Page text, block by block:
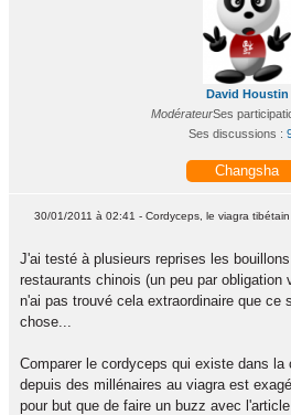
David Houstin
ModérateurSes
Ses discussions :
Changsha
30/01/2011 à 02:41 - Cordyceps, le viagra
J'ai testé à plusieurs reprises les
restaurants chinois (un peu par
n'ai pas trouvé cela extraordinaire que ce
chose...
Comparer le cordyceps qui existe dans
depuis des millénaires au viagra est
pour but que de faire un buzz avec